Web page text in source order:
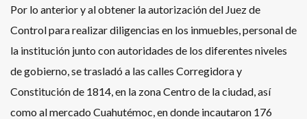
Por lo anterior y al obtener la autorización del Juez de
Control para realizar diligencias en los inmuebles, personal de
la institución junto con autoridades de los diferentes niveles
de gobierno, se trasladó a las calles Corregidora y
Constitución de 1814, en la zona Centro de la ciudad, así
como al mercado Cuahutémoc, en donde incautaron 176